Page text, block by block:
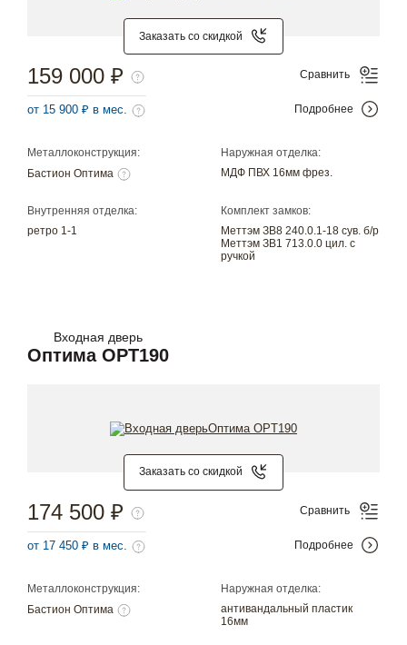
Заказать со скидкой
Металлоконструкция:
Бастион Оптима
Наружная отделка:
МДФ ПВХ 16мм фрез.
Внутренняя отделка:
ретро 1-1
Комплект замков:
Меттэм ЗВ8 240.0.1-18 сув. б/р
Меттэм ЗВ1 713.0.0 цил. с
ручкой
159 000 ₽
от 15 900 ₽ в мес.
Сравнить
Подробнее
Входная дверь
Оптима OPT190
Заказать со скидкой
Металлоконструкция:
Бастион Оптима
Наружная отделка:
антивандальный пластик
16мм
174 500 ₽
от 17 450 ₽ в мес.
Сравнить
Подробнее